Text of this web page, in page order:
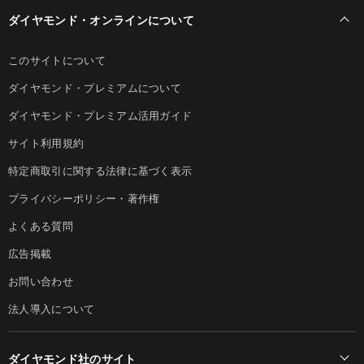
ダイヤモンド・オンラインについて
このサイトについて
ダイヤモンド・プレミアムについて
ダイヤモンド・プレミアム活用ガイド
サイト利用規約
特定商取引に関する法律に基づく表示
プライバシーポリシー・著作権
よくある質問
広告掲載
お問い合わせ
法人導入について
ダイヤモンド社のサイト